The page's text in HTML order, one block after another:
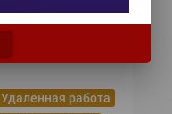
Удаленная работа